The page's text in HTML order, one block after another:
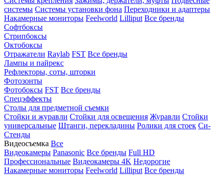
системы Системы установки фона Переходники и адаптеры
Накамерные мониторы Feelworld Lilliput Все бренды
Софтбоксы
Стрипбоксы
Октобоксы
Отражатели Raylab FST Все бренды
Лампы и пайрекс
Рефлекторы, соты, шторки
Фотозонты
Фотобоксы FST Все бренды
Спецэффекты
Столы для предметной съемки
Стойки и журавли Стойки для освещения Журавли Стойки
универсальные Штанги, перекладины Ролики для стоек Си-
Стенды
Видеосъемка Все
Видеокамеры Panasonic Все бренды Full HD
Профессиональные Видеокамеры 4K Недорогие
Накамерные мониторы Feelworld Lilliput Все бренды